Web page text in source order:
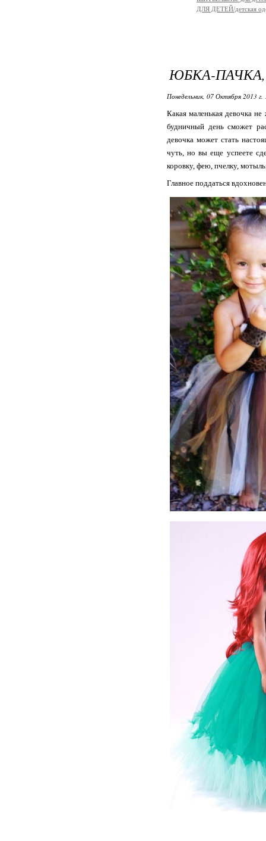
ДЛЯ ДЕТЕЙ/детская
ЮБКА-ПАЧКА,
Понедельник, 07 Октября 2013 г.
Какая маленькая девочка
будничный день сможет
девочка может стать
чуть, но вы еще успеете
коровку, фею, пчелку,
Главное поддаться